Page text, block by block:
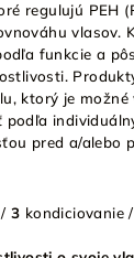
regulujú PEH
vlasov.
funkcie a
ktorý je možné
pred a/alebo
/3 kondiciovanie